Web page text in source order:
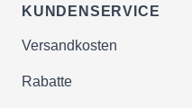
KUNDENSERVICE
Versandkosten
Rabatte